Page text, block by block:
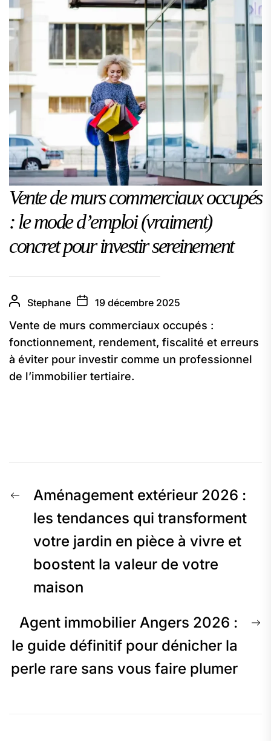
Vente de murs commerciaux occupés
: le mode d’emploi (vraiment)
concret pour investir sereinement
Stephane 19 décembre 2025
Vente de murs commerciaux occupés :
fonctionnement, rendement, fiscalité et erreurs
à éviter pour investir comme un professionnel
de l’immobilier tertiaire.
Navigation
de
l’article
Previous
post:
Aménagement extérieur 2026 :
les tendances qui transforment
votre jardin en pièce à vivre et
boostent la valeur de votre
maison
Agent immobilier Angers 2026 :
le guide définitif pour dénicher la
perle rare sans vous faire plumer